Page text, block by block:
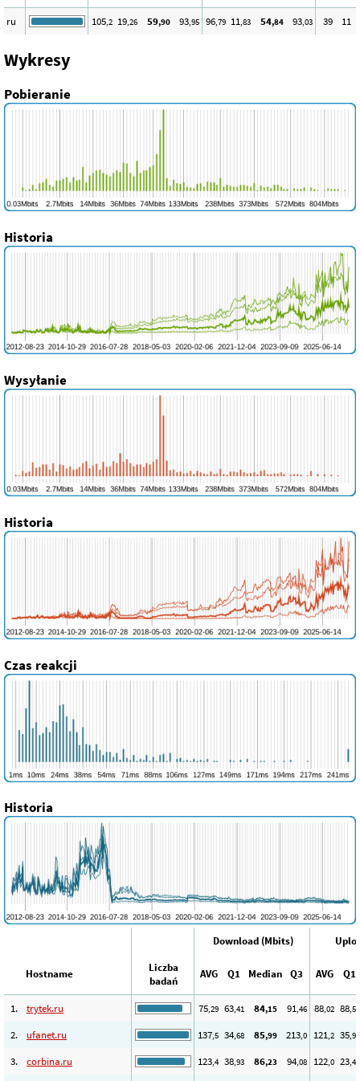
ru 105,2 19,26 59,90 93,95 96,79 11,83 54,84 93,03 39 11
Wykresy
Pobieranie
Historia
Wysyłanie
Historia
Czas reakcji
Historia
Download (Mbits)
Hostname
Liczba
badań
AVG Q1 Median Q3 AVG Q1
1. trytek.ru 75,29 63,41 84,15 91,46 88,02 88,53
2. ufanet.ru 137,5 34,68 85,99 213,0 121,2 35,93
3. corbina.ru 123,4 38,93 86,23 94,08 122,0 23,44